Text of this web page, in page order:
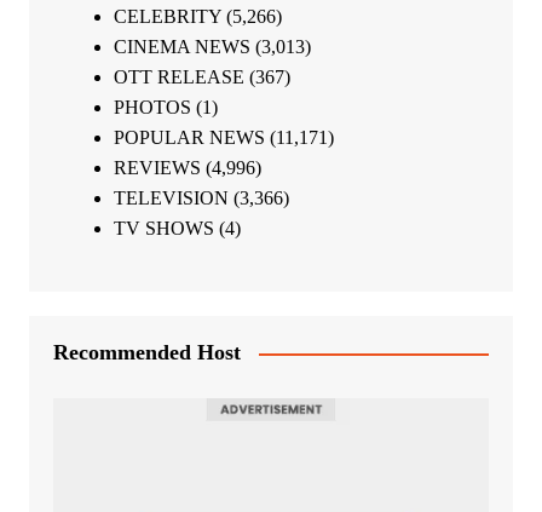
CELEBRITY(5,266)
CINEMA NEWS (3,013)
OTT RELEASE (367)
PHOTOS (1)
POPULAR NEWS (11,171)
REVIEWS (4,996)
TELEVISION (3,366)
TV SHOWS (4)
Recommended Host